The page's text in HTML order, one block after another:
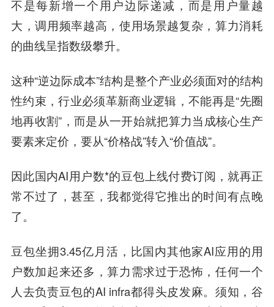
不是每新增一个用户边际递减，而是用户量越
大，调用频率越高，使用场景越复杂，算力消耗
的曲线呈指数级攀升。
这种“逆边际成本”结构是整个产业必须面对的结构
性约束，行业必须革新商业逻辑，不能再是“先圈
地再收割”，而是从一开始就把算力当成核心生产
要素来定价，要从“价格战”转入“价值战”。
因此国内AI用户数*的豆包上线付费订阅，就再正
常不过了，甚至，我都觉得它推出的时间有点晚
了。
豆包坐拥3.45亿月活，比国内其他家AI应用的用
户数加起来还多，算力需求过于恐怖，任何一个
人去负责豆包的AI infra都得头皮发麻。须知，谷